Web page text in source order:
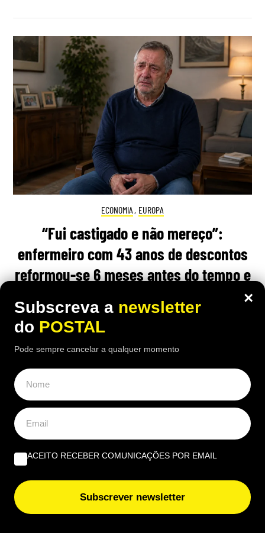
ECONOMIA , EUROPA
“Fui castigado e não mereço”:
enfermeiro com 43 anos de descontos
reformou-se 6 meses antes do tempo e
Ex-enfermeiro espanhol considera o valor da sua
pensão injusto, por lhe terem sido tirados 50 anos
para "toda a vida", após reformar-se seis meses
Viu uma linha verde na estrada? Saiba o que significa e
o que deve fazer para evitar multas
×
Subscreva a newsletter
do POSTAL
Pode sempre cancelar a qualquer momento
ACEITO RECEBER COMUNICAÇÕES POR EMAIL
Subscrever newsletter